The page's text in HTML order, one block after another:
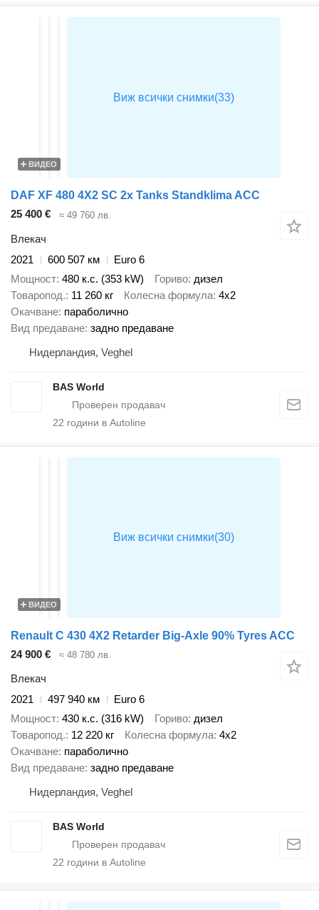
ВИДЕО
DAF XF 480 4X2 SC 2x Tanks Standklima ACC
25 400 €
≈ 49 760 лв.
Влекач
2021
600 507 км
Euro 6
Мощност 480 к.с. (353 kW) Гориво дизел
Товаропод. 11 260 кг Колесна формула 4x2
Окачване параболично
Вид предаване задно предаване
Нидерландия, Veghel
BAS World
22 години в Autoline
ВИДЕО
Renault C 430 4X2 Retarder Big-Axle 90% Tyres ACC
24 900 €
≈ 48 780 лв.
Влекач
2021
497 940 км
Euro 6
Мощност 430 к.с. (316 kW) Гориво дизел
Товаропод. 12 220 кг Колесна формула 4x2
Окачване параболично
Вид предаване задно предаване
Нидерландия, Veghel
BAS World
22 години в Autoline